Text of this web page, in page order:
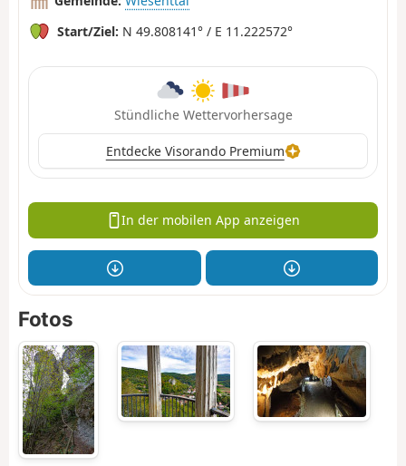
Start/Ziel: N 49.808141° / E 11.222572°
Stündliche Wettervorhersage
Entdecke Visorando Premium
In der mobilen App anzeigen
Fotos